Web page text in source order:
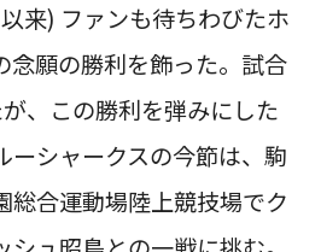
来) ファンも待ちわびたホ
念願の勝利を飾った。試合
、この勝利を弾みにした
ーシャークスの今節は、駒
総合運動場陸上競技場でク